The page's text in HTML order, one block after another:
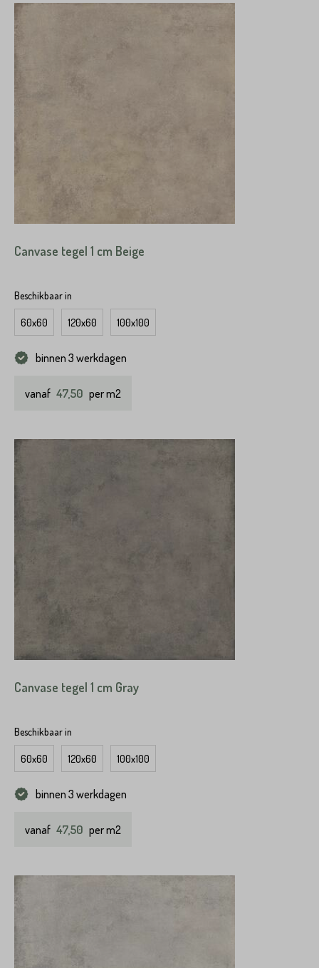
Canvase tegel 1 cm Beige
Beschikbaar in
60x60 120x60 100x100
binnen 3 werkdagen
vanaf 47,50 per m2
Canvase tegel 1 cm Gray
Beschikbaar in
60x60 120x60 100x100
binnen 3 werkdagen
vanaf 47,50 per m2